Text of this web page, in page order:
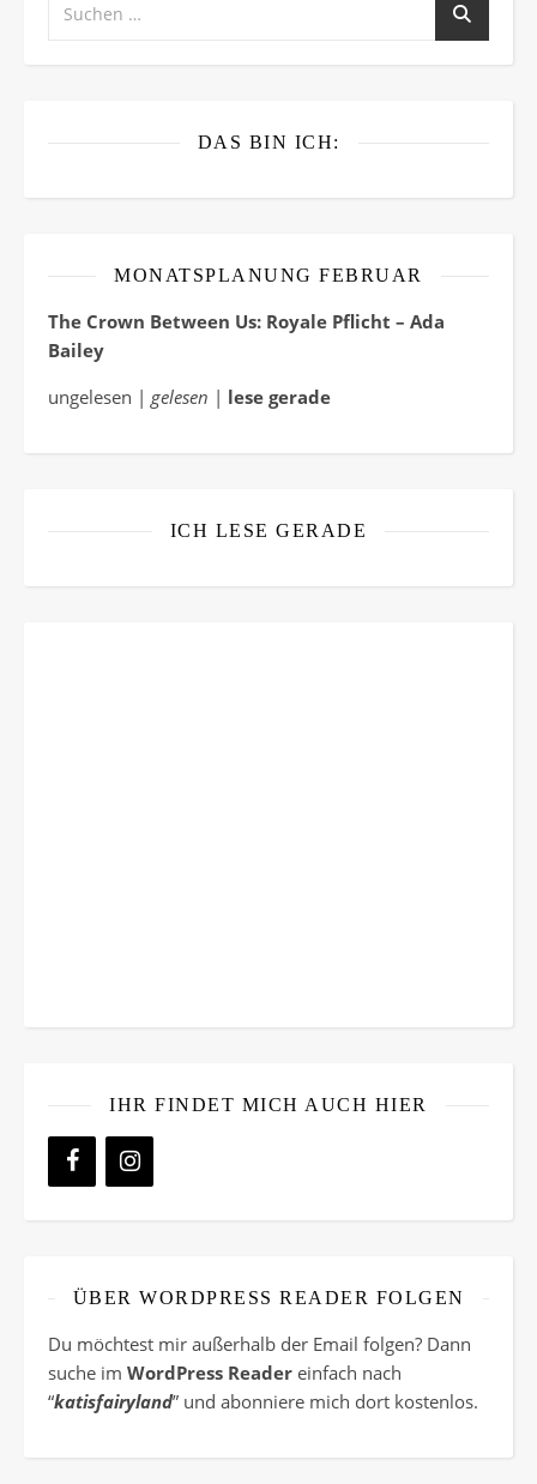
DAS BIN ICH:
MONATSPLANUNG FEBRUAR
The Crown Between Us: Royale Pflicht – Ada
Bailey
ungelesen | gelesen | lese gerade
ICH LESE GERADE
IHR FINDET MICH AUCH HIER
ÜBER WORDPRESS READER FOLGEN
Du möchtest mir außerhalb der Email folgen? Dann
suche im WordPress Reader einfach nach
“katisfairyland” und abonniere mich dort kostenlos.